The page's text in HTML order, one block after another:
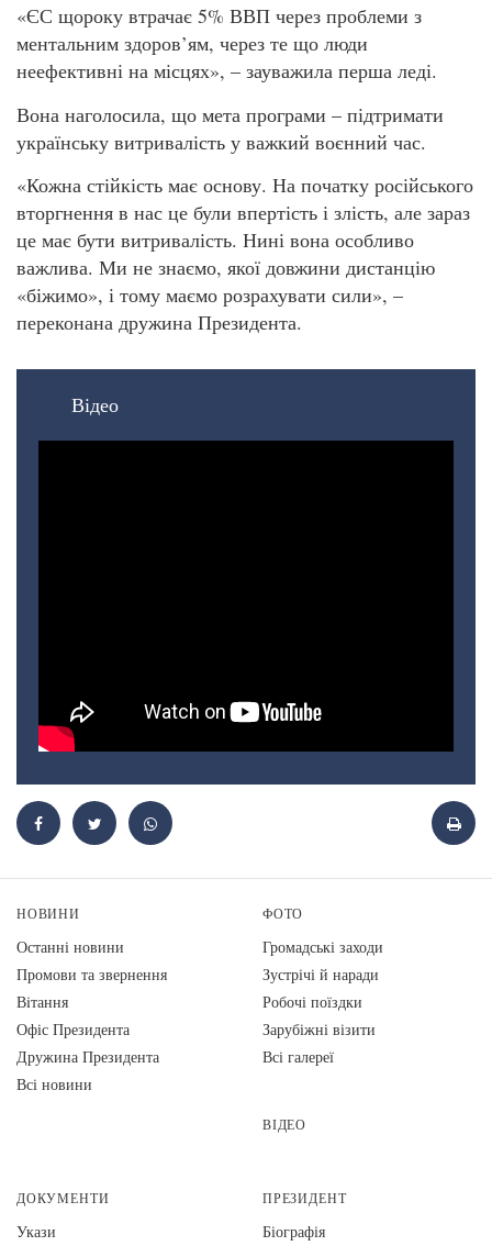
«ЄС щороку втрачає 5% ВВП через проблеми з
ментальним здоров’ям, через те що люди
неефективні на місцях», – зауважила перша леді.
Вона наголосила, що мета програми – підтримати
українську витривалість у важкий воєнний час.
«Кожна стійкість має основу. На початку російського
вторгнення в нас це були впертість і злість, але зараз
це має бути витривалість. Нині вона особливо
важлива. Ми не знаємо, якої довжини дистанцію
«біжимо», і тому маємо розрахувати сили», –
переконана дружина Президента.
Відео
НОВИНИ
Останні новини
Промови та звернення
Вiтання
Офіс Президента
Дружина Президента
Всі новини
ФОТО
Громадські заходи
Зустрічі й наради
Робочі поїздки
Зарубіжні візити
Всі галереї
ВІДЕО
ДОКУМЕНТИ
Укази
ПРЕЗИДЕНТ
Біографія